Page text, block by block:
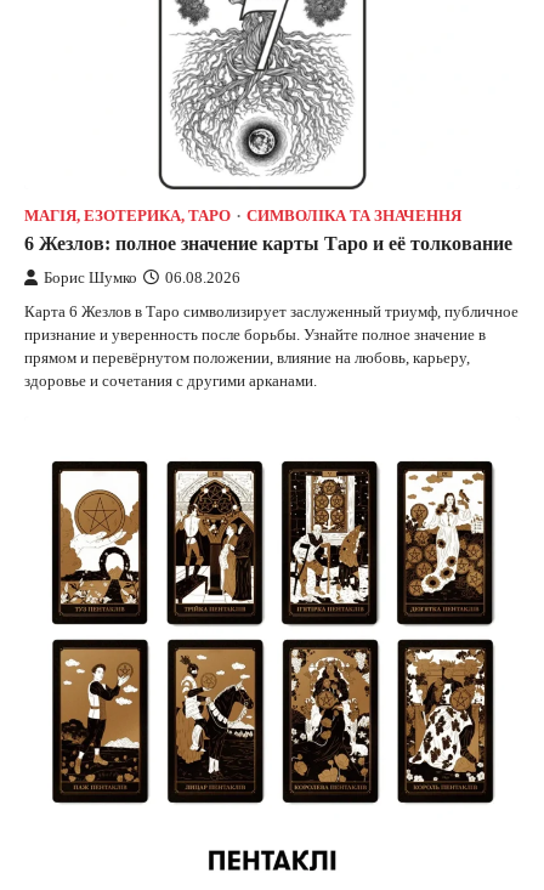
МАГІЯ, ЕЗОТЕРИКА, ТАРО СИМВОЛІКА ТА ЗНАЧЕННЯ
6 Жезлов: полное значение карты Таро и её толкование
Борис Шумко 06.08.2026
Карта 6 Жезлов в Таро символизирует заслуженный триумф, публичное
признание и уверенность после борьбы. Узнайте полное значение в
прямом и перевёрнутом положении, влияние на любовь, карьеру,
здоровье и сочетания с другими арканами.